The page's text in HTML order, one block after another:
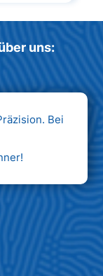
uns:
Bei